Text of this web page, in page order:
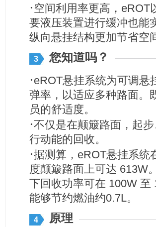
· 空间利用率更高，eROT
要液压装置进行缓冲也能
纵向悬挂结构更加节省空
3 您知道吗？
·eROT悬挂系统为可调悬
弹率，以适应多种路面。
员的舒适度。
·不仅是在颠簸路面，起
行动能的回收。
·据测算，eROT悬挂系统
度颠簸路面上可达 613W
下回收功率可在 100W
能够节约燃油约0.7L。
4 原理